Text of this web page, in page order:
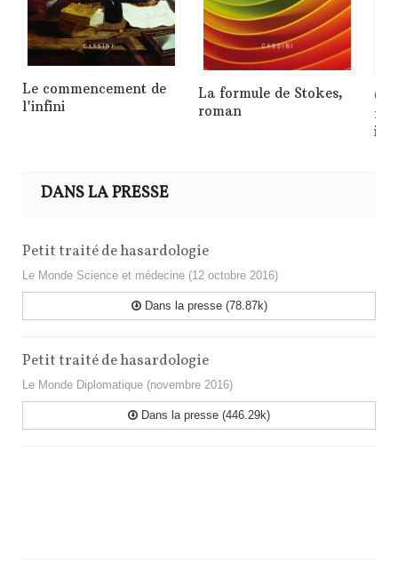
Le commencement de
l'infini
La formule de Stokes,
roman
DANS LA PRESSE
Petit traité de hasardologie
Le Monde Science et médecine (12 octobre 2016)
Dans la presse (78.87k)
Petit traité de hasardologie
Le Monde Diplomatique (novembre 2016)
Dans la presse (446.29k)